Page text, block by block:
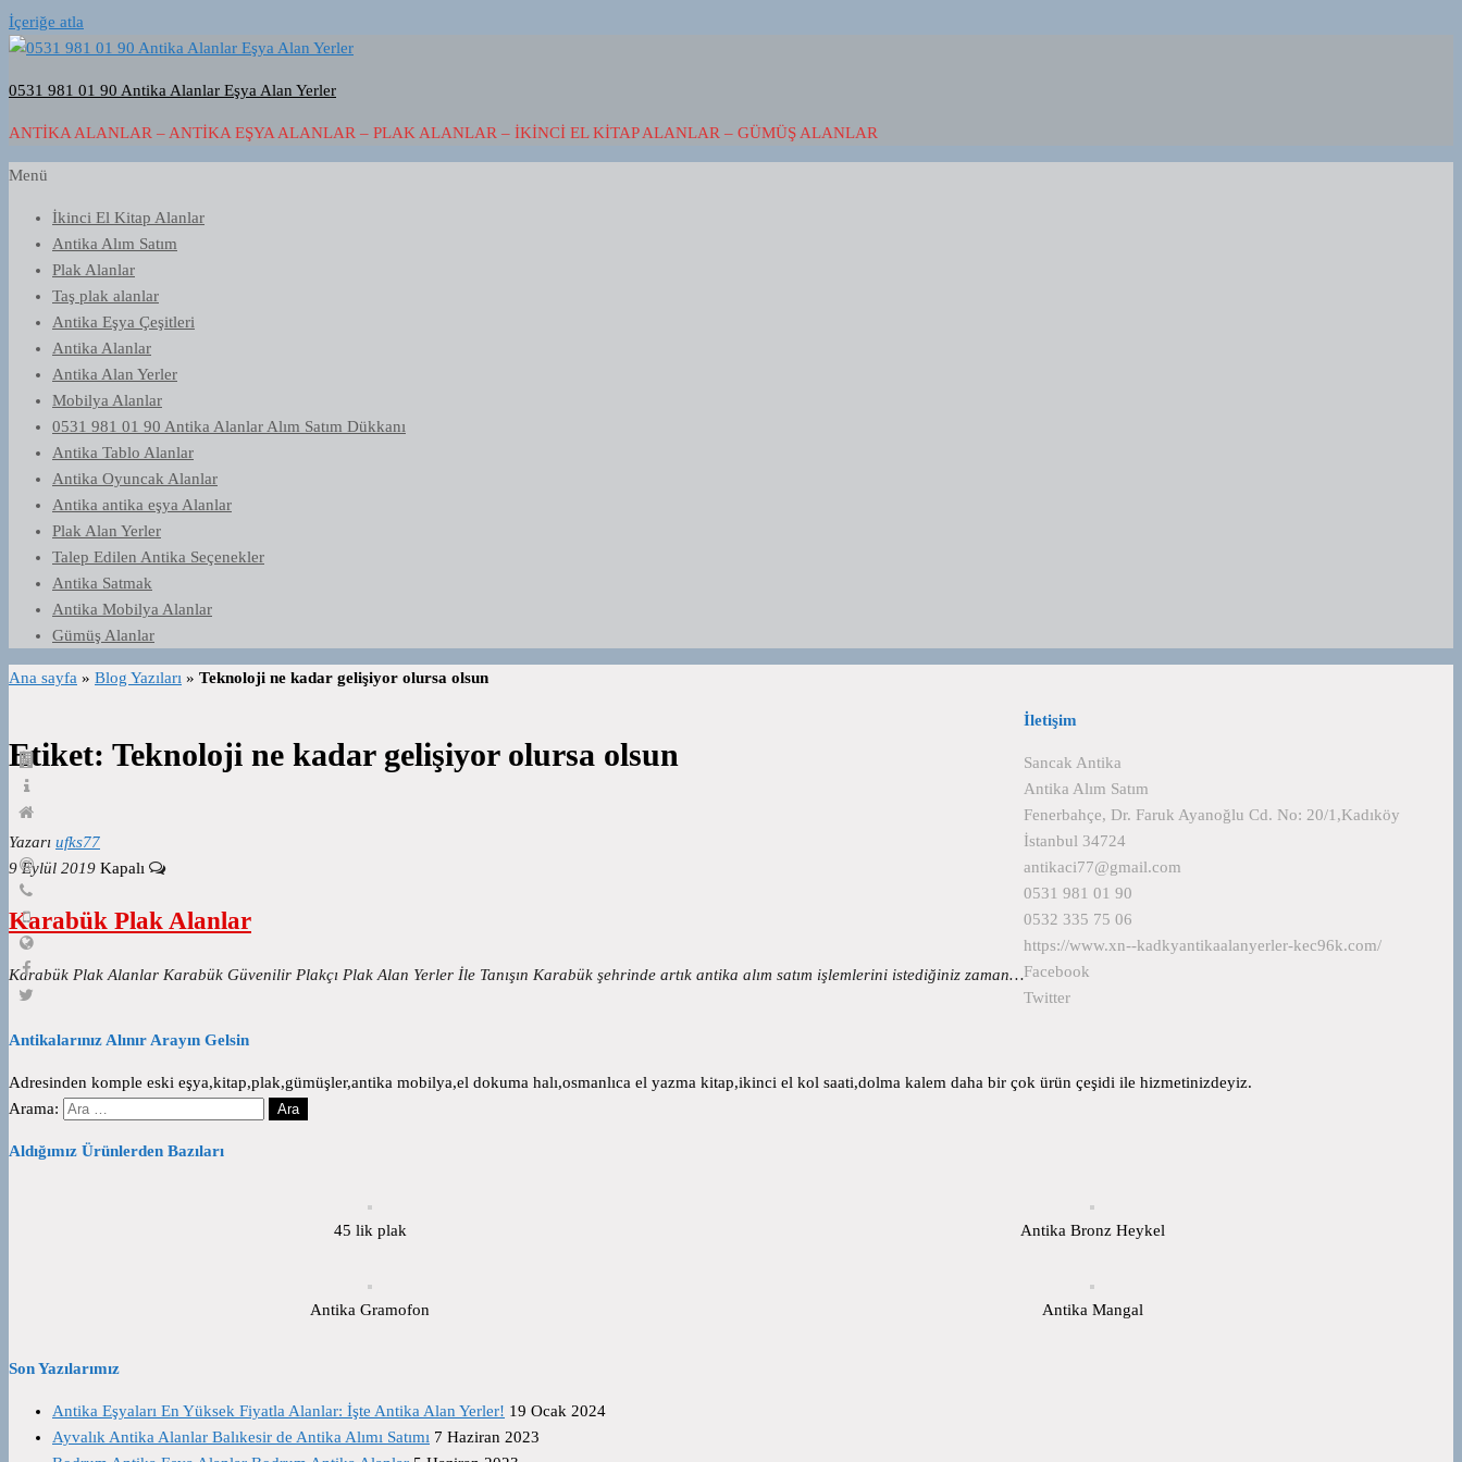
İçeriğe atla
0531 981 01 90 Antika Alanlar Eşya Alan Yerler
ANTIKA ALANLAR – ANTIKA EŞYA ALANLAR – PLAK ALANLAR – İKINCI EL KITAP ALANLAR – GÜMÜŞ ALANLAR
Menü
İkinci El Kitap Alanlar
Antika Alım Satım
Plak Alanlar
Taş plak alanlar
Antika Eşya Çeşitleri
Antika Alanlar
Antika Alan Yerler
Mobilya Alanlar
0531 981 01 90 Antika Alanlar Alım Satım Dükkanı
Antika Tablo Alanlar
Antika Oyuncak Alanlar
Antika antika eşya Alanlar
Plak Alan Yerler
Talep Edilen Antika Seçenekler
Antika Satmak
Antika Mobilya Alanlar
Gümüş Alanlar
Ana sayfa » Blog Yazıları » Teknoloji ne kadar gelişiyor olursa olsun
Etiket: Teknoloji ne kadar gelişiyor olursa olsun
Yazarı ufks77
9 Eylül 2019 Kapalı
Karabük Plak Alanlar
Karabük Plak Alanlar Karabük Güvenilir Plakçı Plak Alan Yerler İle Tanışın Karabük şehrinde artık antika alım satım işlemlerini istediğiniz zaman…
İletişim
Sancak Antika
Antika Alım Satım
Fenerbahçe, Dr. Faruk Ayanoğlu Cd. No: 20/1,Kadıköy
İstanbul 34724
antikaci77@gmail.com
0531 981 01 90
0532 335 75 06
https://www.xn--kadkyantikaalanyerler-kec96k.com/
Facebook
Twitter
Antikalarınız Alınır Arayın Gelsin
Adresinden komple eski eşya,kitap,plak,gümüşler,antika mobilya,el dokuma halı,osmanlıca el yazma kitap,ikinci el kol saati,dolma kalem daha bir çok ürün çeşidi ile hizmetinizdeyiz.
Arama:
Aldığımız Ürünlerden Bazıları
45 lik plak Antika Bronz Heykel
Antika Gramofon Antika Mangal
Son Yazılarımız
Antika Eşyaları En Yüksek Fiyatla Alanlar: İşte Antika Alan Yerler! 19 Ocak 2024
Ayvalık Antika Alanlar Balıkesir de Antika Alımı Satımı 7 Haziran 2023